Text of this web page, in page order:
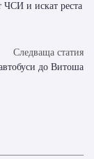
ЧСИ и искат реста
Следваща статия
до Витоша